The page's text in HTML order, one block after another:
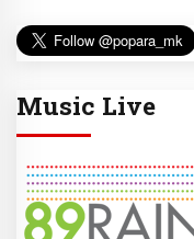
Music Live